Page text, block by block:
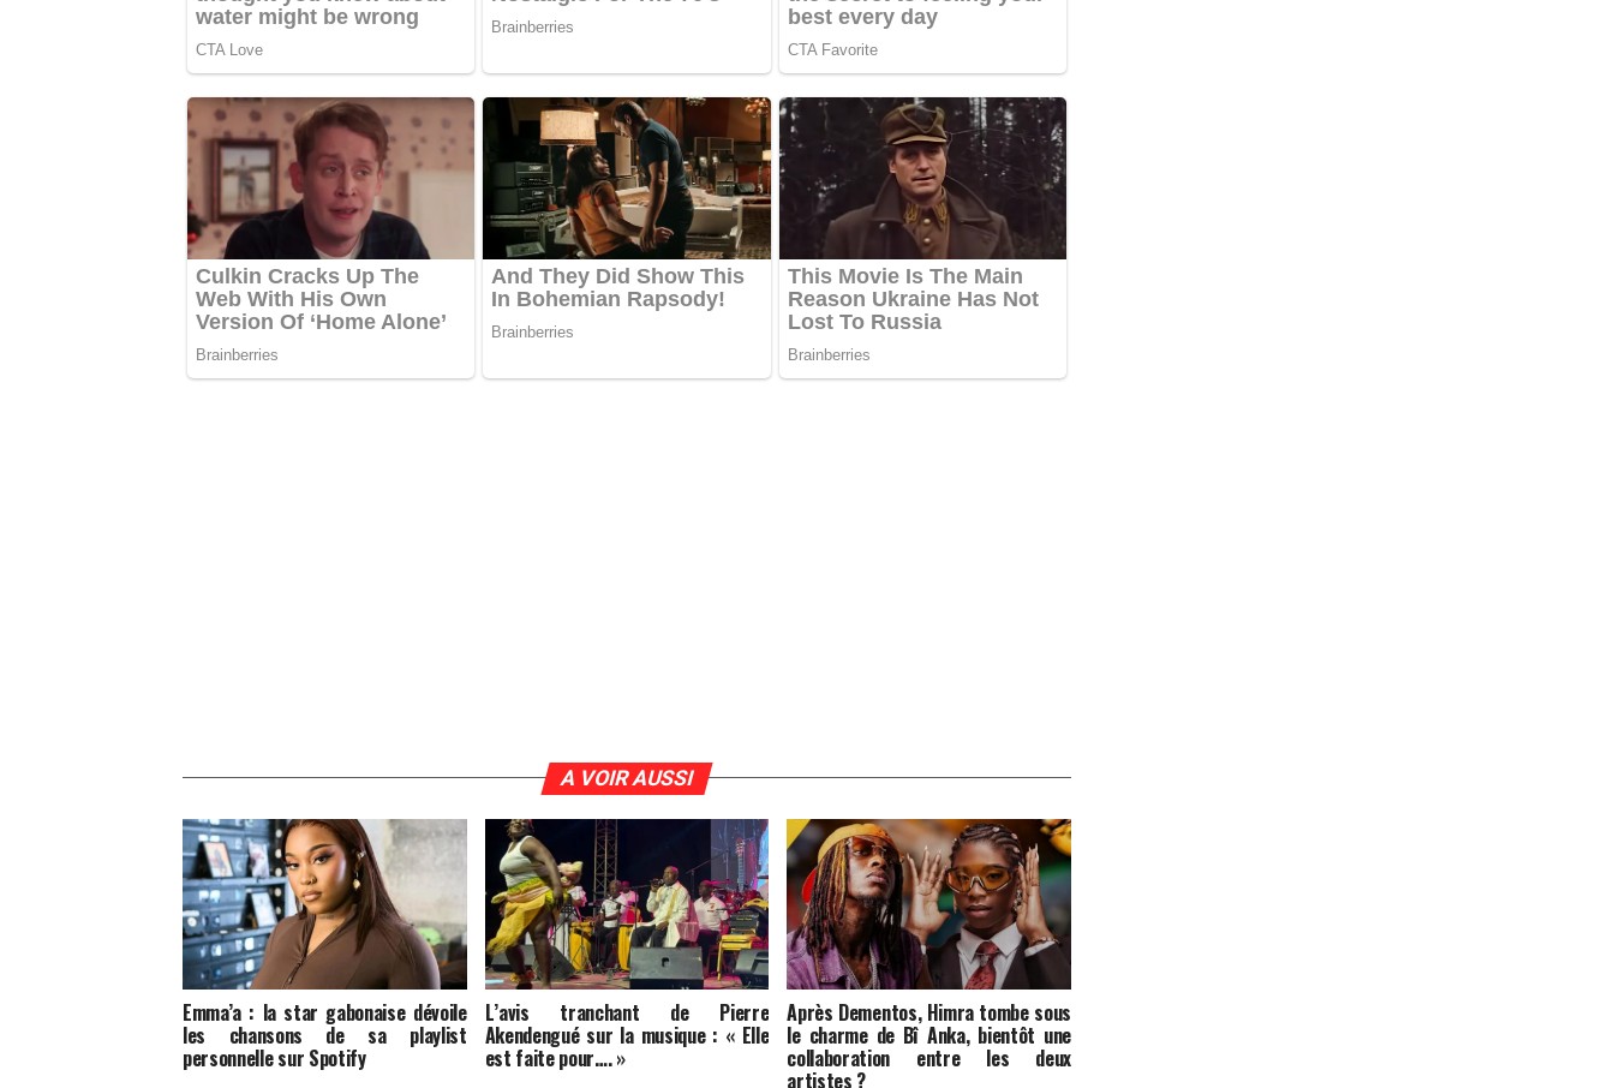
A VOIR AUSSI
Emma’a : la star gabonaise dévoile
les chansons de sa playlist
personnelle sur Spotify
L’avis tranchant de Pierre
Akendengué sur la musique : « Elle
est faite pour…. »
Après Dementos, Himra tombe sous
le charme de Bî Anka, bientôt une
collaboration entre les deux
artistes ?